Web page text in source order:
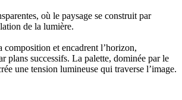
où le paysage se construit par
de la lumière.
composition et encadrent l’horizon,
plans successifs. La palette, dominée par le
une tension lumineuse qui traverse l’image.